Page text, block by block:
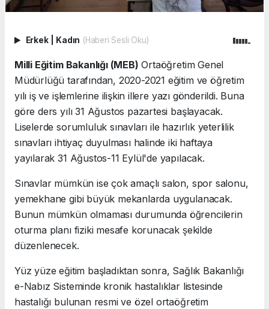
Erkek Kadın (Haberi Sesli Oku)
Milli Eğitim Bakanlığı (MEB) Ortaöğretim Genel
Müdürlüğü tarafından, 2020-2021 eğitim ve öğretim
yılı iş ve işlemlerine ilişkin illere yazı gönderildi. Buna
göre ders yılı 31 Ağustos pazartesi başlayacak.
Liselerde sorumluluk sınavları ile hazırlık yeterlilik
sınavları ihtiyaç duyulması halinde iki haftaya
yayılarak 31 Ağustos-11 Eylül'de yapılacak.
Sınavlar mümkün ise çok amaçlı salon, spor salonu,
yemekhane gibi büyük mekanlarda uygulanacak.
Bunun mümkün olmaması durumunda öğrencilerin
oturma planı fiziki mesafe korunacak şekilde
düzenlenecek.
Yüz yüze eğitim başladıktan sonra, Sağlık Bakanlığı
e-Nabız Sisteminde kronik hastalıklar listesinde
hastalığı bulunan resmi ve özel ortaöğretim